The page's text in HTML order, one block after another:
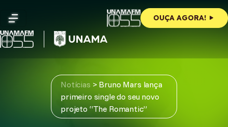
content
OUÇA AGORA!
Notícias > Bruno Mars lança
primeiro single do seu novo
projeto “The Romantic”